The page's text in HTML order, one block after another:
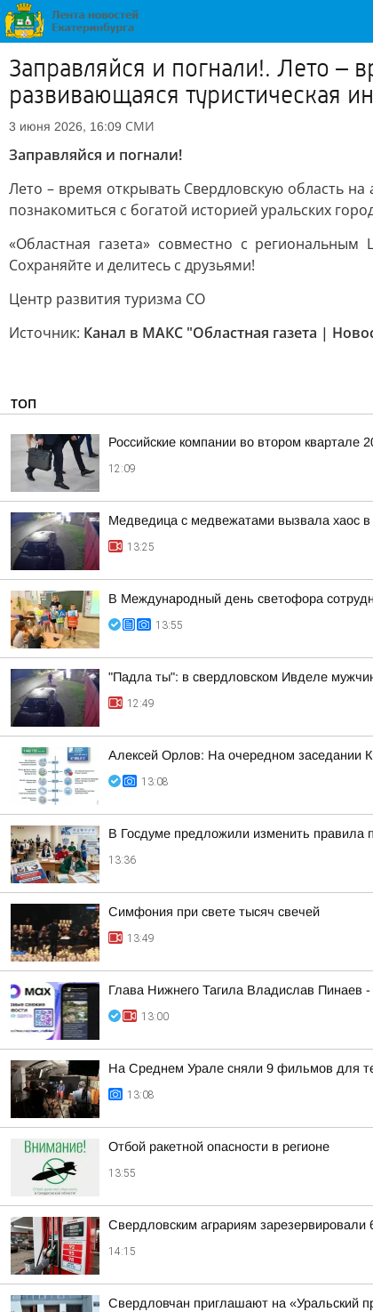
Заправляйся и погнали!. Лето –
развивающаяся туристическая
3 июня 2026, 16:09 СМИ
Заправляйся и погнали!
Лето – время открывать Свердловскую область
познакомиться с богатой историей уральских
«Областная газета» совместно с
Сохраняйте и делитесь с друзьями!
Центр развития туризма СО
Источник: Канал в МАКС "Областная газета |
ТОП
Российские компании во втором квартале
12:09
Медведица с медвежатами вызвала хаос в
13:25
В Международный день светофора
13:55
"Падла ты": в свердловском Ивделе
12:49
Алексей Орлов: На очередном заседании
13:08
В Госдуме предложили изменить правила
13:36
Симфония при свете тысяч свечей
13:49
Глава Нижнего Тагила Владислав Пинаев
13:00
На Среднем Урале сняли 9 фильмов для
13:08
Отбой ракетной опасности в регионе
13:55
Свердловским аграриям зарезервировали
14:15
Свердловчан приглашают на «Уральский